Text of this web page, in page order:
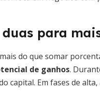
para
do que somar
de ganhos.
capital. Em fases de